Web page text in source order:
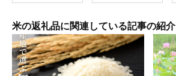
すめ 人気 ランキング
米の返礼品に関連している記事の紹介